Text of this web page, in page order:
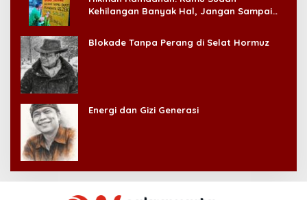
Kehilangan Banyak Hal, Jangan Sampai
Blokade Tanpa Perang di Selat Hormuz
Energi dan Gizi Generasi